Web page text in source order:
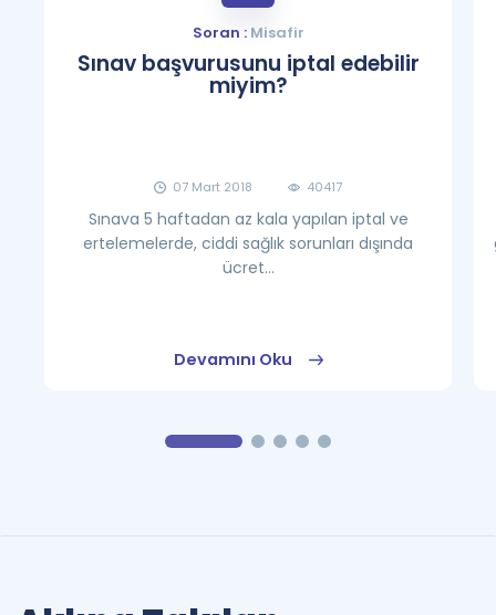
Soran :Misafir
Sınav başvurusunu iptal edebilir
miyim?
07 Mart 2018 40417
Sınava 5 haftadan az kala yapılan iptal ve
ertelemelerde, ciddi sağlık sorunları dışında
ücret...
Devamını Oku